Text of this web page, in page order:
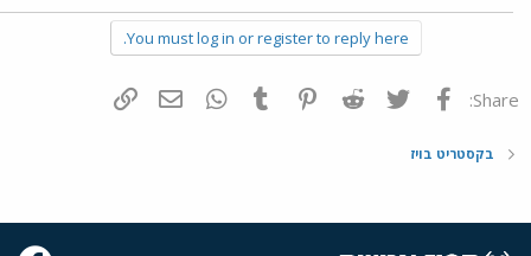
You must log in or register to reply here.
Share: פייסבוק Twitter
Reddit
Pinterest
Tumblr
WhatsAppדואר אלקטרוני
בקסטריט בויז